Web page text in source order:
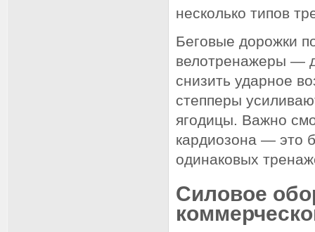
несколько типов
Беговые дорожки
велотренажеры —
снизить ударное
степперы
ягодицы. Важно
кардиозона — это
одинаковых
Силовое